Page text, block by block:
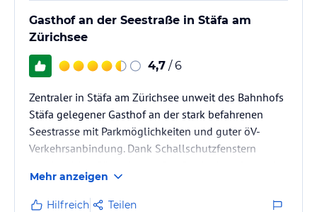
Gasthof an der Seestraße in Stäfa am
Zürichsee
4,7 / 6
Zentraler in Stäfa am Zürichsee unweit des Bahnhofs
Stäfa gelegener Gasthof an der stark befahrenen
Seestrasse mit Parkmöglichkeiten und guter öV-
Verkehrsanbindung. Dank Schallschutzfenstern
gut geeignet zum Uebernachten
Mehr anzeigen
Hilfreich Teilen